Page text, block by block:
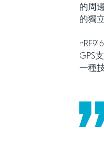
的周
的獨
GPS
一種